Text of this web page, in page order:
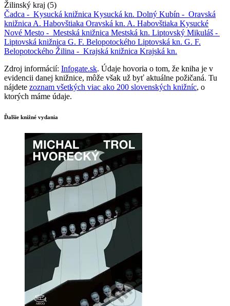
Žilinský kraj (5)
Čadca - Kysucká knižnica Kysucká kn. Dolný Kubín - Oravská
knižnica A. Habovštiaka Oravská kn. A. Habovštiaka Kysucké
Nové Mesto - Mestská knižnica Mestská kn. Liptovský Mikuláš -
Liptovská knižnica G. F. Belopotockého Liptovská kn. G. F.
Belopotockého Žilina - Krajská knižnica Krajská kn.
Zdroj informácií: Infogate.sk. Údaje hovoria o tom, že kniha je v
evidencii danej knižnice, môže však už byť aktuálne požičaná. Tu
nájdete zoznam všetkých viac ako 200 slovenských knižníc, o
ktorých máme údaje.
Ďalšie knižné vydania